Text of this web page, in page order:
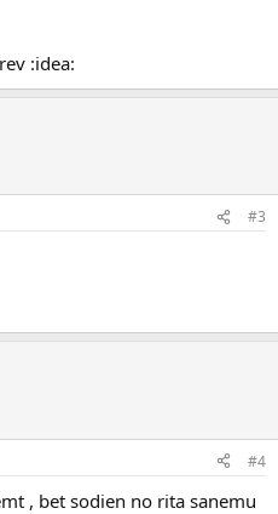
:idea:
#3
#4
, bet sodien no rita sanemu